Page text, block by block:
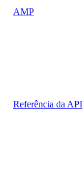
AMP
Referência da API